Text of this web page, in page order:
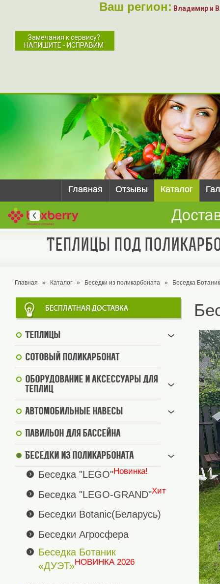
Ваш регион: Владимир и
Замечания к сервису?
НАПИШИТЕ - ИСПРАВИМ
Главная Отзывы Каталог
Теплицы под
Главная » Каталог » Беседки из поликарбоната » Беседка
Теплицы
Сотовый поликарбонат
Оборудование и аксессуары для
теплиц
Автомобильные навесы
Павильон для бассейна
Беседки из поликарбоната
Беседка "LEGO"Новинка!
Беседка "LEGO-GRAND"Хит
Беседки Botanic(Беларусь)
Беседки Агросфера
Беседка Ботаник
«ДУЭТ»НОВИНКА 2026